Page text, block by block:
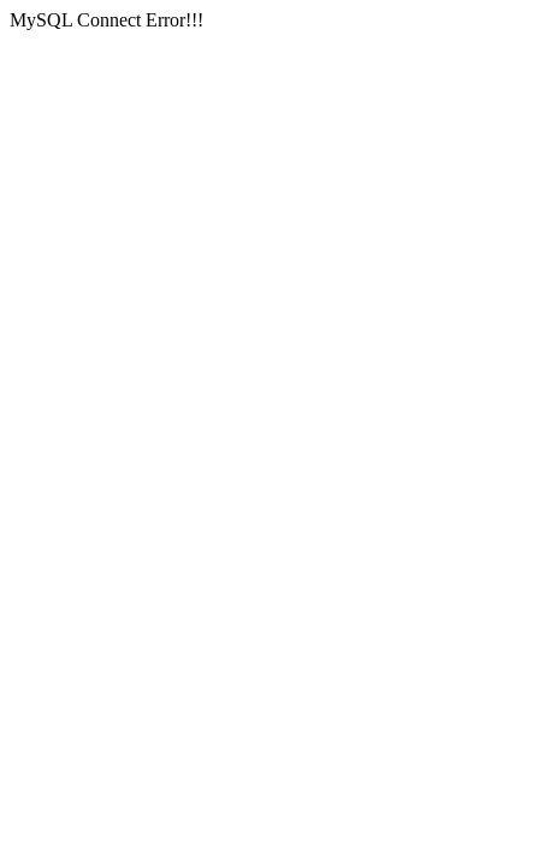
MySQL Connect Error!!!